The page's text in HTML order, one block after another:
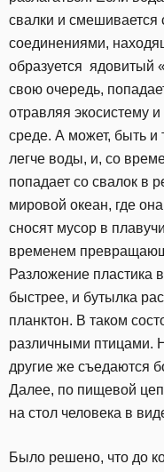
свалки и
соединениями,
образуется ядовитый
свою очередь,
отравляя экосистему
среде. А может, быть и
легче воды, и, со
попадает со свалок в
мировой океан, где
сносят мусор в
временем
Разложение пластика
быстрее, и бутылка
планктон. В таком
различными птицами.
другие же съедаются
Далее, по пищевой
на стол человека в
Было решено, что до